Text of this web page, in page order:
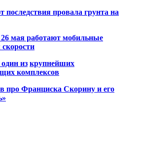
последствия провала грунта на
мая работают мобильные
из крупнейших
комплексов
про Франциска Скорину и его